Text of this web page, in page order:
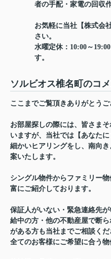
者の手配・家電の回収
お気軽に当社【株式会
さい。
水曜定休：10:00～
す。
ソルビオス椎名町のコ
ここまでご覧頂きありがとうご
お部屋探しの際には、皆さま
いますが、当社では【あなた
細かいヒアリングをし、南向
案いたします。
シングル物件からファミリー
富にご紹介しております。
保証人がいない・緊急連絡先
給中の方・他の不動産屋で断
がある方も当社までご相談くだ
全てのお客様にご希望に合う物